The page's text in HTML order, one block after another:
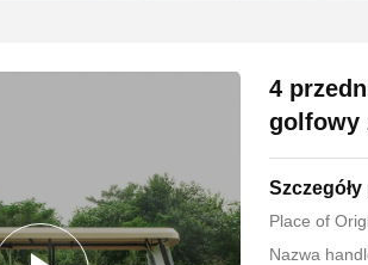
4
golfowy
Place of
Nazwa